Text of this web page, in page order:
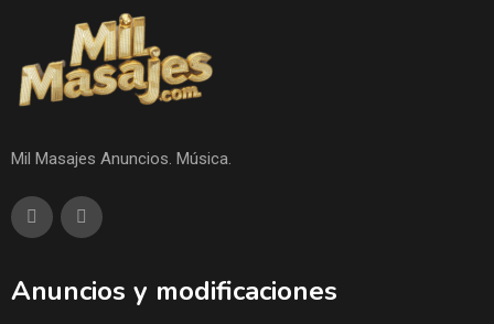
Mil Masajes Anuncios. Música.
Anuncios y modificaciones